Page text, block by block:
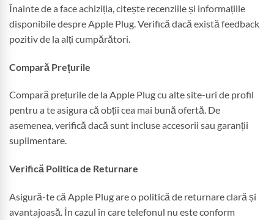
Înainte de a face achiziția, citește recenziile și informațiile
disponibile despre Apple Plug. Verifică dacă există feedback
pozitiv de la alți cumpărători.
Compară Prețurile
Compară prețurile de la Apple Plug cu alte site-uri de profil
pentru a te asigura că obții cea mai bună ofertă. De
asemenea, verifică dacă sunt incluse accesorii sau garanții
suplimentare.
Verifică Politica de Returnare
Asigură-te că Apple Plug are o politică de returnare clară și
avantajoasă. În cazul în care telefonul nu este conform